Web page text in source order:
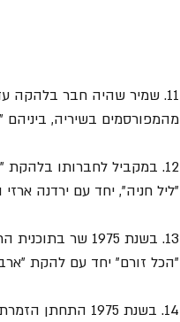
11. שמיר שהיה חבר בלהקה
מהמפורסמים בשיריה,
"ליל חניה", יחד עם ירדנה ארזי
13. בשנת 1975
"הכל זורם" יחד עם להקת
14. בשנת 1975